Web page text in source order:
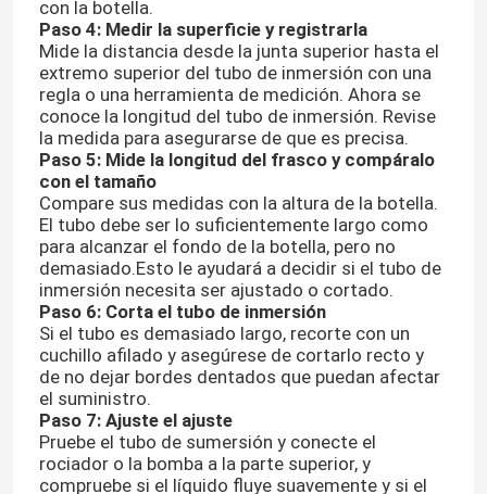
Inicio
Productos
Sobre nosotros
Visita a la fábrica
Control de Calidad
con la botella.
Paso 4: Medir la superficie y registrarla
Mide la distancia desde la junta superior hasta el
extremo superior del tubo de inmersión con una
regla o una herramienta de medición. Ahora se
conoce la longitud del tubo de inmersión. Revise
la medida para asegurarse de que es precisa.
Paso 5: Mide la longitud del frasco y compáralo
con el tamaño
Compare sus medidas con la altura de la botella.
El tubo debe ser lo suficientemente largo como
para alcanzar el fondo de la botella, pero no
demasiado.Esto le ayudará a decidir si el tubo de
inmersión necesita ser ajustado o cortado.
Paso 6: Corta el tubo de inmersión
Si el tubo es demasiado largo, recorte con un
cuchillo afilado y asegúrese de cortarlo recto y
de no dejar bordes dentados que puedan afectar
el suministro.
Paso 7: Ajuste el ajuste
Pruebe el tubo de sumersión y conecte el
rociador o la bomba a la parte superior, y
compruebe si el líquido fluye suavemente y si el